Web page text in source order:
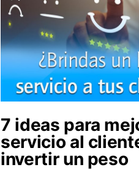
7 ideas para
servicio al
invertir un peso